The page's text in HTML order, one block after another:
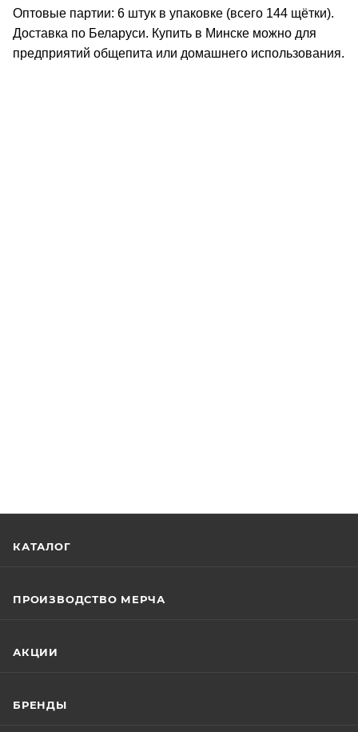
Оптовые партии: 6 штук в упаковке (всего 144 щётки).
Доставка по Беларуси. Купить в Минске можно для
предприятий общепита или домашнего использования.
КАТАЛОГ
ПРОИЗВОДСТВО МЕРЧА
АКЦИИ
БРЕНДЫ